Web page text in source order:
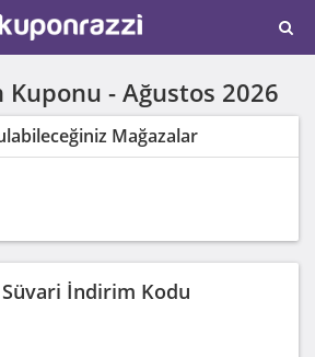
Kuponu -Ağustos 2026
Mağazalar
Süvari İndirim Kodu